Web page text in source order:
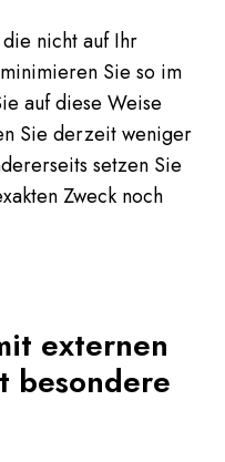
nicht auf Ihr
Sie so im
auf diese Weise
Sie derzeit weniger
setzen Sie
Zweck noch
externen
besondere